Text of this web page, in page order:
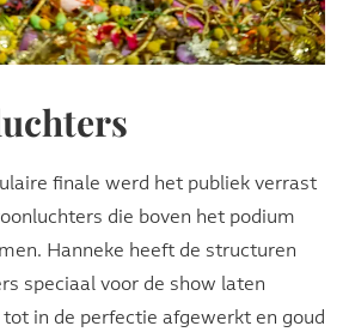
finale werd het publiek verrast
die boven het podium
Hanneke heeft de structuren
speciaal voor de show laten
in de perfectie afgewerkt en goud